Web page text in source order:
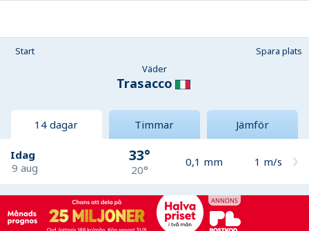
Start
Spara plats
Väder
Trasacco
14 dagar Timmar Jämför
Idag
9 aug
33°
20°
0,1 mm 1 m/s